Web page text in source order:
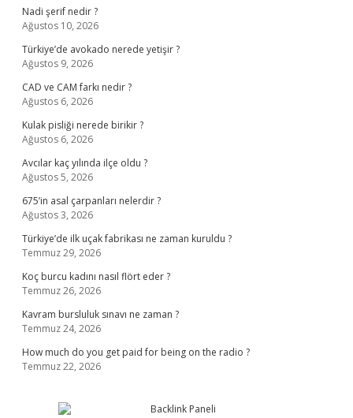
Nadi şerif nedir ?
Ağustos 10, 2026
Türkiye’de avokado nerede yetişir ?
Ağustos 9, 2026
CAD ve CAM farkı nedir ?
Ağustos 6, 2026
Kulak pisliği nerede birikir ?
Ağustos 6, 2026
Avcılar kaç yılında ilçe oldu ?
Ağustos 5, 2026
675’in asal çarpanları nelerdir ?
Ağustos 3, 2026
Türkiye’de ilk uçak fabrikası ne zaman kuruldu ?
Temmuz 29, 2026
Koç burcu kadını nasıl flört eder ?
Temmuz 26, 2026
Kavram bursluluk sınavı ne zaman ?
Temmuz 24, 2026
How much do you get paid for being on the radio ?
Temmuz 22, 2026